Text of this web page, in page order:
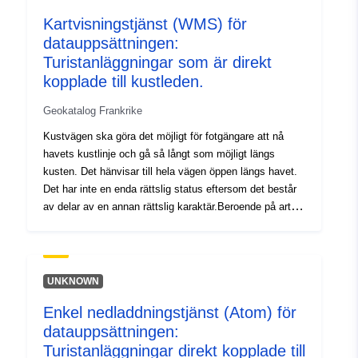
eller tillgänglig spårlinje och den oåtkomliga kustlinjen.
Denna resurs beskriver turistanläggningar som är direkt
kopplade till kustleden. källa: — årgång: 11/05/16
Kartvisningstjänst (WMS) för
datauppsättningen:
Turistanläggningar som är direkt
kopplade till kustleden.
Geokatalog Frankrike
Kustvägen ska göra det möjligt för fotgängare att nå
havets kustlinje och gå så långt som möjligt längs
kusten. Det hänvisar till hela vägen öppen längs havet.
Det har inte en enda rättslig status eftersom det består
av delar av en annan rättslig karaktär.Beroende på arten
myndigheters offentliga egendom eller privat egendom.
Hela kustvägen omfattar gångvägen, korttidsstudien
Denna resurs beskriver turistanläggningar som är direkt
kopplade till kustleden. Kustvägen ska göra det möjligt
för fotgängare att nå havets kustlinje och gå så långt
UNKNOWN
Enkel nedladdningstjänst (Atom) för
datauppsättningen:
Turistanläggningar direkt kopplade till